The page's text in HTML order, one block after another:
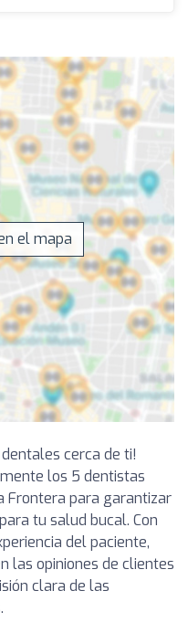
el mapa
cerca de ti!
los 5 dentistas
Frontera para garantizar
tu salud bucal. Con
del paciente,
las opiniones de clientes
clara de las